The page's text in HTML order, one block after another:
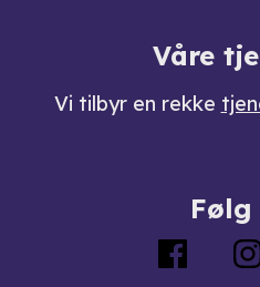
Våre
Vi tilbyr en rekke
Følg